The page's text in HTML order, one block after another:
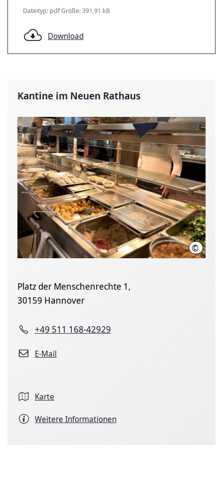
Dateityp: pdf Größe: 391,91 kB
Download
Kantine im Neuen Rathaus
© LHH
Platz der Menschenrechte 1,
30159 Hannover
+49 511 168-42929
E-Mail
Karte
Weitere Informationen